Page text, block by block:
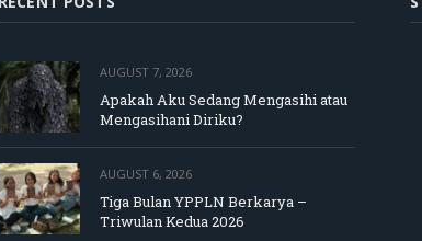
AUGUST 7, 2026
Apakah Aku Sedang Mengasihi atau
Mengasihani Diriku?
AUGUST 6, 2026
Tiga Bulan YPPLN Berkarya –
Triwulan Kedua 2026